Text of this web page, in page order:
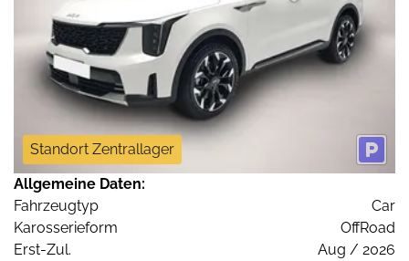
Standort Zentrallager
Allgemeine Daten:
Fahrzeugtyp
Car
Karosserieform
OffRoad
Erst-Zul.
Aug / 2026